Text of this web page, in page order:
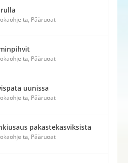
, Pääruoat
, Pääruoat
uunissa
, Pääruoat
pakastekasviksista
, Pääruoat